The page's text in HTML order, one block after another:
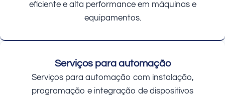
eficiente e alta performance em máquinas e
equipamentos.
Serviços para automação
Serviços para automação com instalação,
programação e integração de dispositivos